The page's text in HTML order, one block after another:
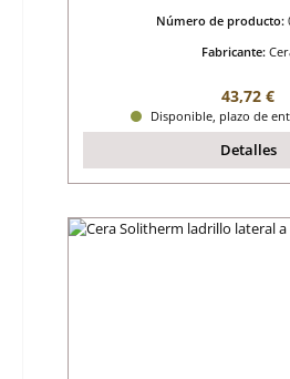
Número de producto:
Fabricante:
Precio
43,72 €
Disponible, plazo de
Detalles